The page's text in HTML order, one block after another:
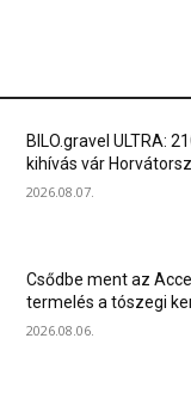
BILO.gravel ULTRA:
kihívás vár
2026.08.07.
Csődbe ment az
termelés a tószegi
2026.08.06.